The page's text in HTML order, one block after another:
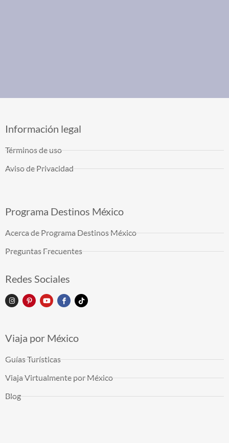
Información legal
Términos de uso
Aviso de Privacidad
Programa Destinos México
Acerca de Programa Destinos México
Preguntas Frecuentes
Redes Sociales
Viaja por México
Guías Turísticas
Viaja Virtualmente por México
Blog